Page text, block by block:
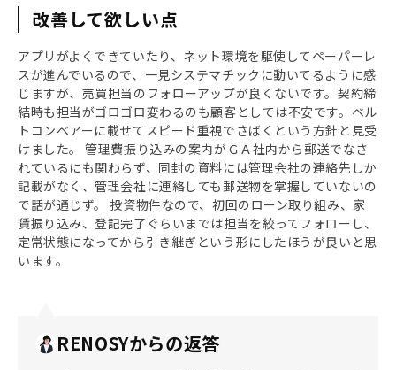
改善して欲しい点
アプリがよくできていたり、ネット環境を駆使してペーパーレ
スが進んでいるので、一見システマチックに動いてるように感
じますが、売買担当のフォローアップが良くないです。契約締
結時も担当がゴロゴロ変わるのも顧客としては不安です。ベル
トコンベアーに載せてスピード重視でさばくという方針と見受
けました。 管理費振り込みの案内がＧＡ社内から郵送でなさ
れているにも関わらず、同封の資料には管理会社の連絡先しか
記載がなく、管理会社に連絡しても郵送物を掌握していないの
で話が通じず。 投資物件なので、初回のローン取り組み、家
賃振り込み、登記完了ぐらいまでは担当を絞ってフォローし、
定常状態になってから引き継ぎという形にしたほうが良いと思
います。
RENOSYからの返答